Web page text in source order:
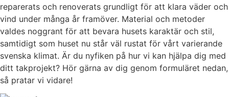
reparerats och renoverats grundligt för att klara väder och
vind under många år framöver. Material och metoder
valdes noggrant för att bevara husets karaktär och stil,
samtidigt som huset nu står väl rustat för vårt varierande
svenska klimat. Är du nyfiken på hur vi kan hjälpa dig med
ditt takprojekt? Hör gärna av dig genom formuläret nedan,
så pratar vi vidare!